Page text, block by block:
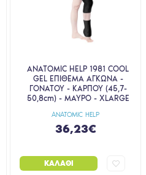
ANATOMIC HELP
ANATOMIC HELP 1981 COOL
GEL ΕΠΙΘΕΜΑ ΑΓΚΩΝΑ -
ΓΟΝΑΤΟΥ - ΚΑΡΠΟΥ (45,7-
50,8cm) - ΜΑΥΡΟ - XLARGE
36,23€
ΚΑΛΆΘΙ